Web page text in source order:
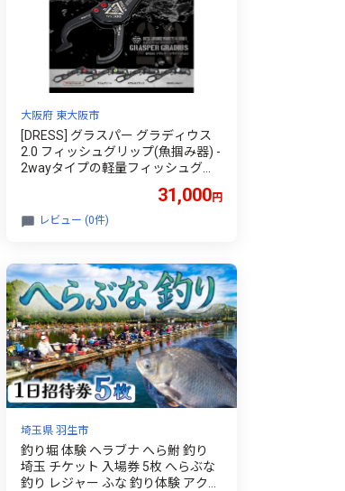
大阪府 東大阪市
[DRESS] グラスパー グラディウス
2.0 フィッシュグリップ(魚掴み器) -
2wayタイプの軽量フィッシュグリ
31,000円
レビュー (0件)
埼玉県 羽生市
釣り堀 体験 ヘラブナ へら鮒 釣り
埼玉 チケット 入場券 5枚 へらぶな
釣り レジャー ふな 釣り体験 アクテ